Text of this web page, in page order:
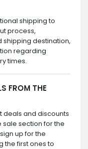
shipping to
process,
destination,
regarding
times.
FROM THE
deals and discounts
sale section for the
up for the
the first ones to